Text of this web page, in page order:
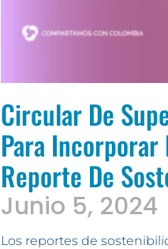
Circular De
Para Incorporar
Reporte De
Junio 5, 2024
Los reportes de